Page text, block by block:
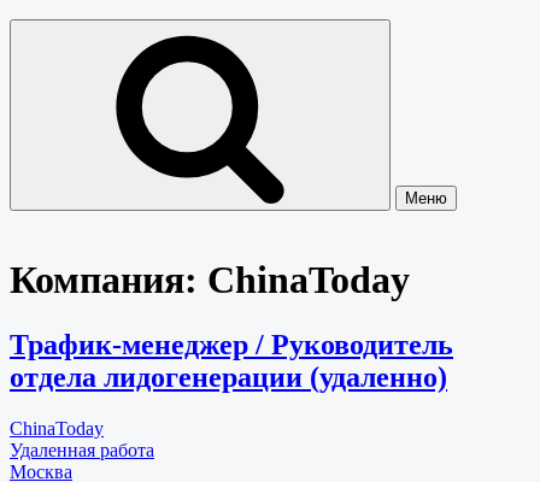
Меню
Компания: ChinaToday
Трафик-менеджер / Руководитель
отдела лидогенерации (удаленно)
ChinaToday
Удаленная работа
Москва